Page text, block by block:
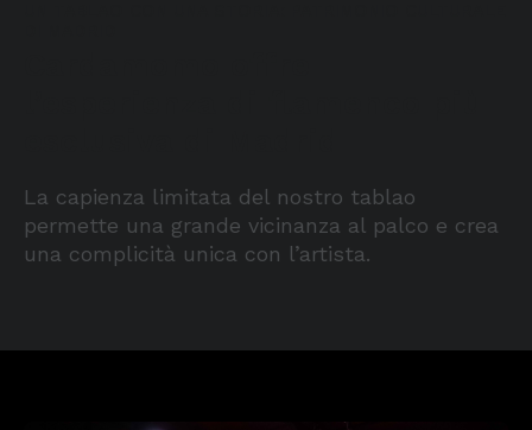
La capienza limitata del nostro tablao
permette una grande vicinanza al palco e crea
una complicità unica con l’artista.